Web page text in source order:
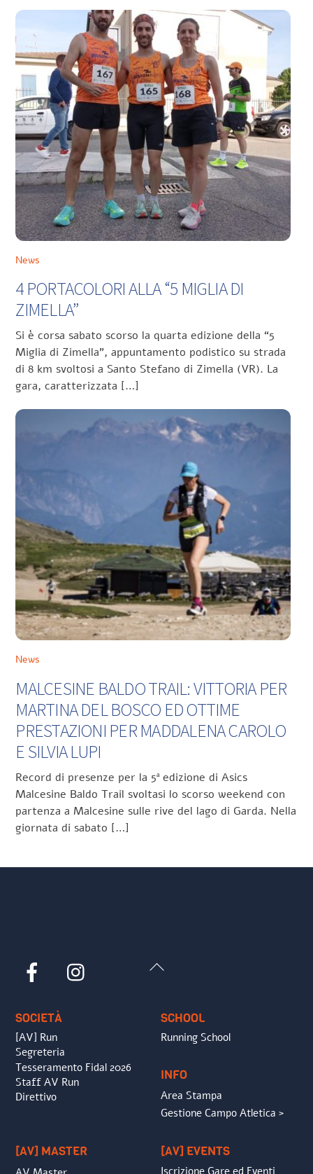
News
4 PORTACOLORI ALLA “5 MIGLIA DI
ZIMELLA”
Si è corsa sabato scorso la quarta edizione della “5
Miglia di Zimella”, appuntamento podistico su strada
di 8 km svoltosi a Santo Stefano di Zimella (VR). La
gara, caratterizzata […]
News
MALCESINE BALDO TRAIL: VITTORIA PER
MARTINA DEL BOSCO ED OTTIME
PRESTAZIONI PER MADDALENA CAROLO
E SILVIA LUPI
Record di presenze per la 5ª edizione di Asics
Malcesine Baldo Trail svoltasi lo scorso weekend con
partenza a Malcesine sulle rive del lago di Garda. Nella
giornata di sabato […]
Back
Facebook
SOCIETÀ
[AV] Run
Segreteria
Tesseramento Fidal 2026
Staff AV Run
Direttivo
SCHOOL
Running School
INFO
Area Stampa
Gestione Campo Atletica >
[AV] MASTER [AV] EVENTS
Iscrizione Gare ed Eventi